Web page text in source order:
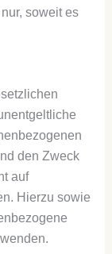
soweit es
den Zweck
auf
Hierzu sowie